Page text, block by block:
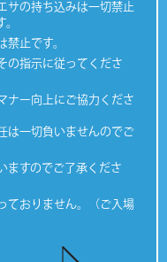
サの持ち込みは一切禁止
禁止です。
の指示に従ってくださ
ナー向上にご協力くださ
は一切負いませんのでご
ますのでご了承くださ
ておりません。（ご入場